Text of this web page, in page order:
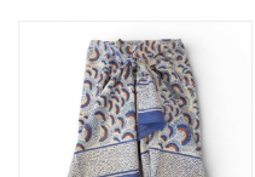
La vie en vert
La vie en bleu
La vie en rose